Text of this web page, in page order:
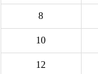
8
10
12